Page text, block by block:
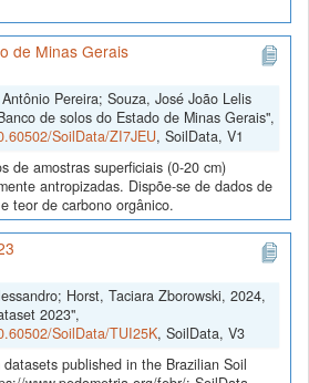
de Minas Gerais
Pereira; Souza, José João Lelis
de solos do Estado de Minas Gerais",
SoilData/ZI7JEU, SoilData, V1
de amostras superficiais (0-20 cm)
antropizadas. Dispõe-se de dados de
teor de carbono orgânico.
Horst, Taciara Zborowski, 2024,
2023",
SoilData/TUI25K, SoilData, V3
published in the Brazilian Soil